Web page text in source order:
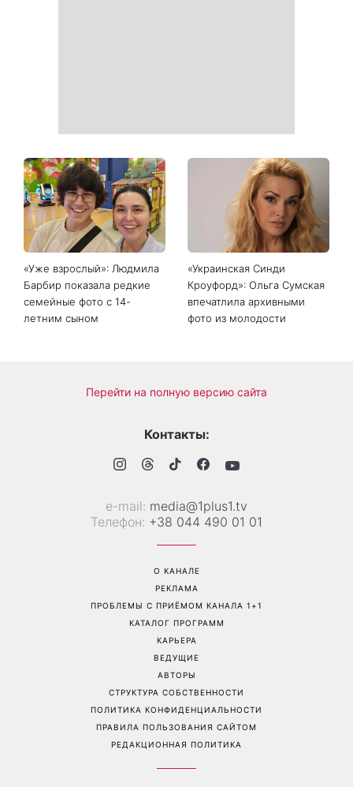
Самый популярный летний
салат: готовим «Зеленую
богиню»
Дело не в немытой посуде:
психолог объяснила,
почему на самом деле
пары ссорятся из-за
бытовых проблем
«Уже взрослый»: Людмила
Барбир показала редкие
«Украинская Синди
Кроуфорд»: Ольга Сумская
впечатлила архивными
фото из молодости